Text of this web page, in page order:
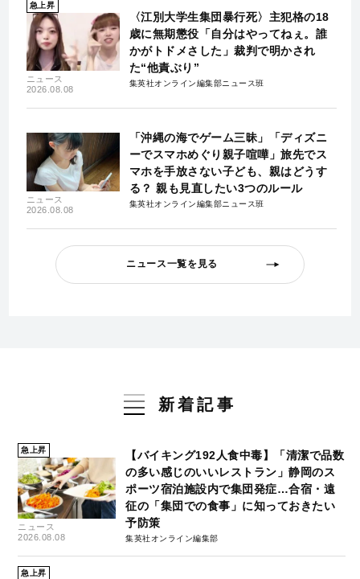
急上昇
ニュース
2026.08.08
〈江別大学生集団暴行死〉主犯格の18
歳に無期懲役「自分はやってねぇ。誰
かがトドメさした」裁判で明かされ
た“他責ぶり”
集英社オンライン編集部ニュース班
ニュース
2026.08.08
「沖縄の海でゲーム三昧」「ディズニ
ーでスマホめぐり親子喧嘩」旅先でス
マホを手放さない子ども、親はどうす
る？ 親も見直したい3つのルール
集英社オンライン編集部ニュース班
ニュース一覧を見る
新着記事
急上昇
ニュース
2026.08.08
【バイキング192人食中毒】「清潔で品数
の多い感じのいいレストラン」静岡のス
ポーツ宿泊施設内で集団発症…合宿・遠
征の「集団での食事」に知っておきたい
予防策
集英社オンライン編集部
急上昇